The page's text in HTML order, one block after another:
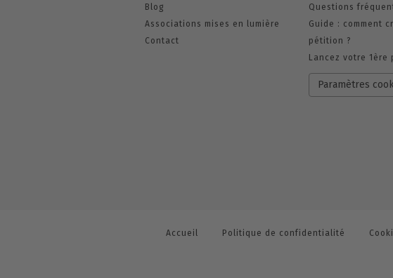
Blog
Associations mises en lumière
Contact
Questions
Guide : comment
pétition ?
Lancez votre 1ère
Paramètres
Accueil Politique de confidentialité